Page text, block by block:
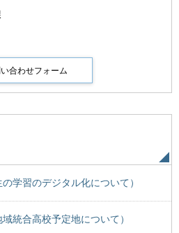
学習のデジタル化について）
統合高校予定地について）